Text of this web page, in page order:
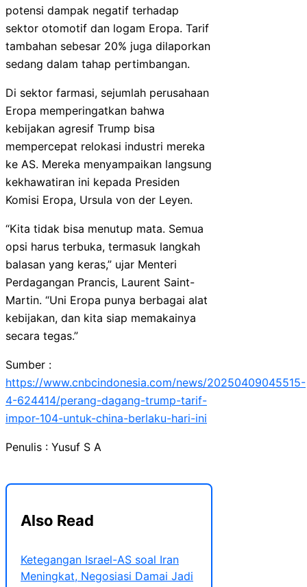
potensi dampak negatif terhadap
sektor otomotif dan logam Eropa. Tarif
tambahan sebesar 20% juga dilaporkan
sedang dalam tahap pertimbangan.
Di sektor farmasi, sejumlah perusahaan
Eropa memperingatkan bahwa
kebijakan agresif Trump bisa
mempercepat relokasi industri mereka
ke AS. Mereka menyampaikan langsung
kekhawatiran ini kepada Presiden
Komisi Eropa, Ursula von der Leyen.
“Kita tidak bisa menutup mata. Semua
opsi harus terbuka, termasuk langkah
balasan yang keras,” ujar Menteri
Perdagangan Prancis, Laurent Saint-
Martin. “Uni Eropa punya berbagai alat
kebijakan, dan kita siap memakainya
secara tegas.”
Sumber :
https://www.cnbcindonesia.com/news/20250409045515-
4-624414/perang-dagang-trump-tarif-
impor-104-untuk-china-berlaku-hari-ini
Penulis : Yusuf S A
Also Read
Ketegangan Israel-AS soal Iran
Meningkat, Negosiasi Damai Jadi